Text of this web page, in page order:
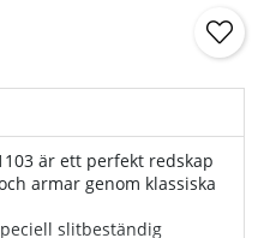
är ett perfekt redskap
armar genom klassiska
slitbeständig